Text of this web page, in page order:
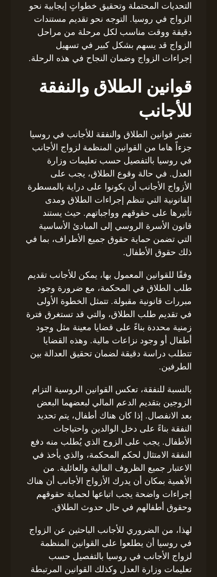
التحديات المحتملة وتحقيق خطواتٍ إيجابية نحو
الزواج في روسيا. التوجه نحو تقديم مستندات
دقيقة ووقت مناسب لكل مرحلة من مراحل
الزواج قد يسهم بشكل كبير في تسهيل
إجراءات الزواج وضمان النجاح في هذه الرحلة.
قوانين الطلاق والنفقة
للأجانب
تعتبر قوانين الطلاق والنفقة للأجانب في روسيا
جزءاً هاما من القوانين المنظمة لزواج الأجانب
في روسيا بالتفصيل حسب تعليمات وزارة
العدل. في حالة وقوع الطلاق، يجب على
الأزواج الأجانب أن يكونوا على دراية بالمسطرة
القانونية التي تنظم إجراءات الطلاق ومدى
تأثيرها على حقوقهم وواجباتهم. حيث يستند
قانون الأسرة الروسي إلى المبادئ الأساسية
التي تضمن حماية حقوق جميع الأطراف، بما في
ذلك حقوق الأطفال.
وفقًا للقوانين المعمول بها، يمكن للأجانب تقديم
طلب الطلاق في المحكمة، مع ضرورة وجود
مبررات قانونية مقبولة. تتمثل الخطوة الأولى
في تقديم طلب الطلاق، والتي قد تستغرق فترة
زمنية محددة بناءً على قضايا معينة مثل وجود
أطفال أو وجود نزاعات مالية. وهذه القضايا
تتطلب دراسة دقيقة لضمان تحقيق العدالة بين
الطرفين.
بالنسبة للنفقة، تعكس القوانين الروسية التزام
الزوجين بتقديم الدعم المالي لبعضهما البعض
بعد الانفصال. إذا كان هناك أطفال، يتم تحديد
النفقة بناءً على دخل الوالدين واحتياجات
الأطفال. يجب على الزوج الذي يُطلب منه دفع
النفقة الامتثال لحكم المحكمة، والذي يأخذ في
الاعتبار جميع الظروف المالية والعائلية. من
الأهمية بمكان أن يدرك الأزواج الأجانب أن هناك
إجراءات واضحة يجب اتباعها لحماية حقوقهم
وحقوق أطفالهم في حال حدوث الطلاق.
لهذا، من الضروري للأجانب الباحثين عن الزواج
في روسيا أن يطلعوا على القوانين المنظمة
لزواج الأجانب في روسيا بالتفصيل حسب
تعليمات وزارة العدل وكذلك القوانين المرتبطة